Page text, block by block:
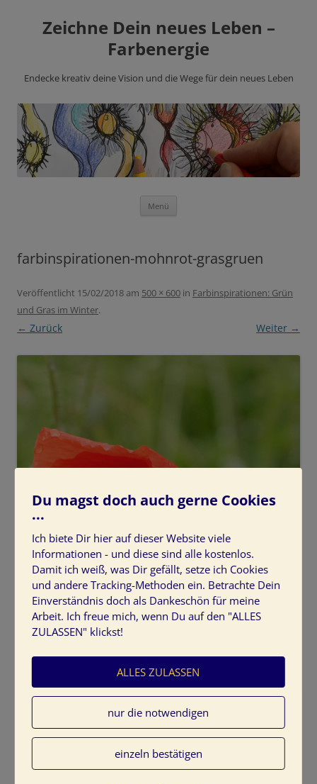
Zeichne Dein neues Leben –
Farbenergie
Endecke kreativ deine Vision und die Wege für dein neues Leben
Menü
farbinspirationen-mohnrot-grasgruen
Veröffentlicht 15/02/2018am 500 × 600 in Farbinspirationen: Grün
und Gras im Winter.
← Zurück Weiter →
Schreibe einen Kommentar
Du magst doch auch gerne Cookies
...
Ich biete Dir hier auf dieser Website viele
Informationen - und diese sind alle kostenlos.
Damit ich weiß, was Dir gefällt, setze ich Cookies
und andere Tracking-Methoden ein. Betrachte Dein
Einverständnis doch als Dankeschön für meine
Arbeit. Ich freue mich, wenn Du auf den "ALLES
ZULASSEN" klickst!
ALLES ZULASSEN
nur die notwendigen
einzeln bestätigen